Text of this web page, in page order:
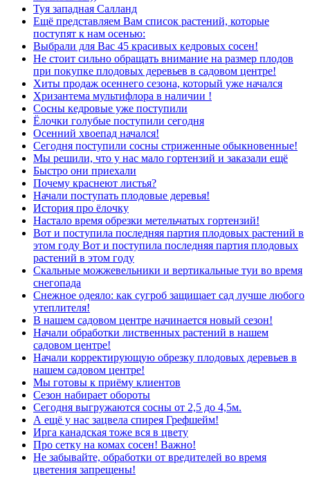
Туя западная Салланд
Ещё представляем Вам список растений, которые
поступят к нам осенью:
Выбрали для Вас 45 красивых кедровых сосен!
Не стоит сильно обращать внимание на размер плодов
при покупке плодовых деревьев в садовом центре!
Хиты продаж осеннего сезона, который уже начался
Хризантема мультифлора в наличии !
Сосны кедровые уже поступили
Ёлочки голубые поступили сегодня
Осенний хвоепад начался!
Сегодня поступили сосны стриженные обыкновенные!
Мы решили, что у нас мало гортензий и заказали ещё
Быстро они приехали
Почему краснеют листья?
Начали поступать плодовые деревья!
История про ёлочку
Настало время обрезки метельчатых гортензий!
Вот и поступила последняя партия плодовых растений в
этом году Вот и поступила последняя партия плодовых
растений в этом году
Скальные можжевельники и вертикальные туи во время
снегопада
Снежное одеяло: как сугроб защищает сад лучше любого
утеплителя!
В нашем садовом центре начинается новый сезон!
Начали обработки лиственных растений в нашем
садовом центре!
Начали корректирующую обрезку плодовых деревьев в
нашем садовом центре!
Мы готовы к приёму клиентов
Сезон набирает обороты
Сегодня выгружаются сосны от 2,5 до 4,5м.
А ещё у нас зацвела спирея Грефшейм!
Ирга канадская тоже вся в цвету
Про сетку на комах сосен! Важно!
Не забывайте, обработки от вредителей во время
цветения запрещены!